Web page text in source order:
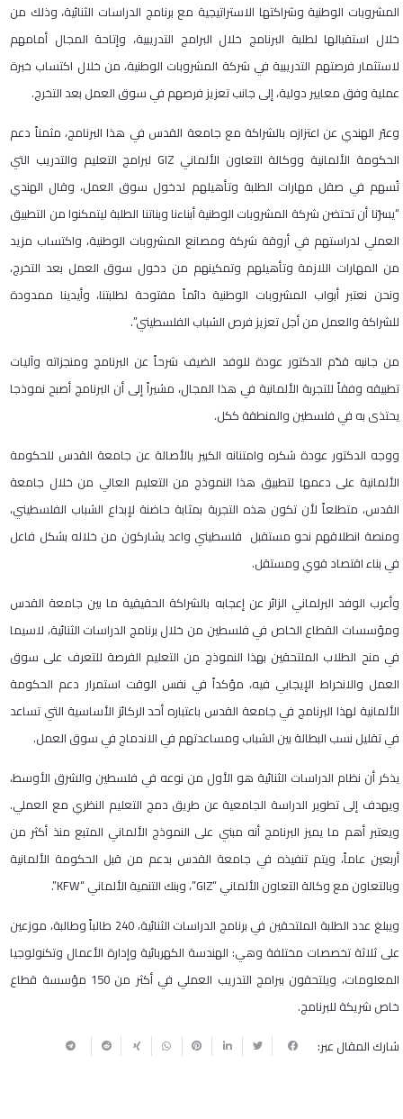
المشروبات الوطنية وشراكتها الاستراتيجية مع برنامج الدراسات الثنائية، وذلك من
خلال استقبالها لطلبة البرنامج خلال البرامج التدريبية، وإتاحة المجال أمامهم
لاستثمار فرصتهم التدريبية في شركة المشروبات الوطنية، من خلال اكتساب خبرة
عملية وفق معايير دولية، إلى جانب تعزيز فرصهم في سوق العمل بعد التخرج.
وعبّر الهندي عن اعتزازه بالشراكة مع جامعة القدس في هذا البرنامج، مثمناً دعم
الحكومة الألمانية ووكالة التعاون الألماني GIZ لبرامج التعليم والتدريب التي
تُسهم في صقل مهارات الطلبة وتأهيلهم لدخول سوق العمل، وقال الهندي
“يسرّنا أن تحتضن شركة المشروبات الوطنية أبناءنا وبناتنا الطلبة ليتمكنوا من التطبيق
العملي لدراستهم في أروقة شركة ومصانع المشروبات الوطنية، واكتساب مزيد
من المهارات اللازمة وتأهيلهم وتمكينهم من دخول سوق العمل بعد التخرج،
ونحن نعتبر أبواب المشروبات الوطنية دائماً مفتوحة لطلبتنا، وأيدينا ممدودة
للشراكة والعمل من أجل تعزيز فرص الشباب الفلسطيني”.
من جانبه قدّم الدكتور عودة للوفد الضيف شرحاً عن البرنامج ومنجزاته وآليات
تطبيقه وفقاً للتجربة الألمانية في هذا المجال، مشيراً إلى أن البرنامج أصبح نموذجا
يحتذى به في فلسطين والمنطقة ككل.
ووجه الدكتور عودة شكره وامتنانه الكبير بالأصالة عن جامعة القدس للحكومة
الألمانية على دعمها لتطبيق هذا النموذج من التعليم العالي من خلال جامعة
القدس، متطلعاً لأن تكون هذه التجربة بمثابة حاضنة لإبداع الشباب الفلسطيني،
ومنصة انطلاقهم نحو مستقبل فلسطيني واعد يشاركون من خلاله بشكل فاعل
في بناء اقتصاد قوي ومستقل.
وأعرب الوفد البرلماني الزائر عن إعجابه بالشراكة الحقيقية ما بين جامعة القدس
ومؤسسات القطاع الخاص في فلسطين من خلال برنامج الدراسات الثنائية، لاسيما
في منح الطلاب الملتحقين بهذا النموذج من التعليم الفرصة للتعرف على سوق
العمل والانخراط الإيجابي فيه، مؤكداً في نفس الوقت استمرار دعم الحكومة
الألمانية لهذا البرنامج في جامعة القدس باعتباره أحد الركائز الأساسية التي تساعد
في تقليل نسب البطالة بين الشباب ومساعدتهم في الاندماج في سوق العمل.
يذكر أن نظام الدراسات الثنائية هو الأول من نوعه في فلسطين والشرق الأوسط،
ويهدف إلى تطوير الدراسة الجامعية عن طريق دمج التعليم النظري مع العملي.
ويعتبر أهم ما يميز البرنامج أنه مبني على النموذج الألماني المتبع منذ أكثر من
أربعين عاماً، ويتم تنفيذه في جامعة القدس بدعم من قبل الحكومة الألمانية
وبالتعاون مع وكالة التعاون الألماني “GIZ”، وبنك التنمية الألماني “KFW”.
ويبلغ عدد الطلبة الملتحقين في برنامج الدراسات الثنائية، 240 طالباً وطالبة، موزعين
على ثلاثة تخصصات مختلفة وهي: الهندسة الكهربائية وإدارة الأعمال وتكنولوجيا
المعلومات، ويلتحقون ببرامج التدريب العملي في أكثر من 150 مؤسسة قطاع
خاص شريكة للبرنامج.
شارك المقال عبر: